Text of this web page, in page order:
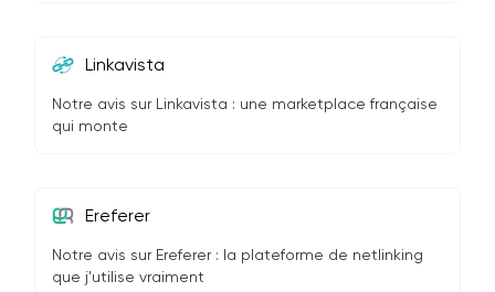
Linkavista
Notre avis sur Linkavista : une marketplace française
qui monte
Ereferer
Notre avis sur Ereferer : la plateforme de netlinking
que j'utilise vraiment